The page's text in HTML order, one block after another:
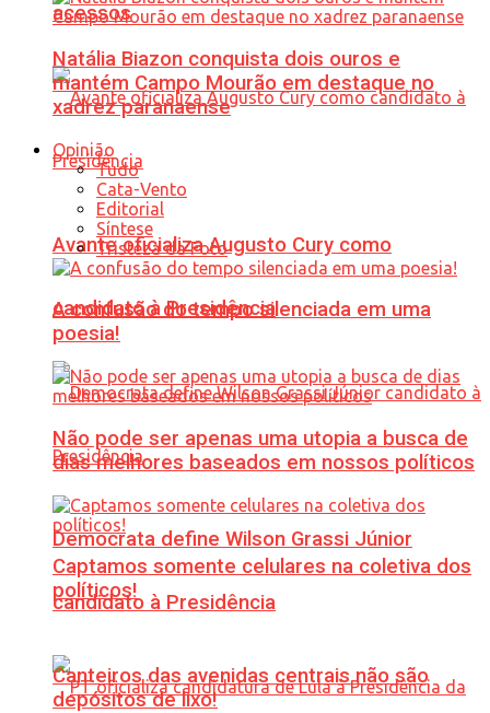
acessos
Avante oficializa Augusto Cury como
candidato à Presidência
Democrata define Wilson Grassi Júnior
candidato à Presidência
Natália Biazon conquista dois ouros e
mantém Campo Mourão em destaque no
xadrez paranaense
Opinião
Tudo
Cata-Vento
Editorial
Síntese
Tristeza da Foto
A confusão do tempo silenciada em uma
poesia!
Não pode ser apenas uma utopia a busca de
dias melhores baseados em nossos políticos
Captamos somente celulares na coletiva dos
políticos!
Canteiros das avenidas centrais não são
depósitos de lixo!